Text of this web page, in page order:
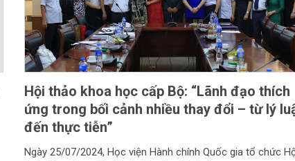
Hội thảo khoa học cấp Bộ: “Lãnh đạo thích
ứng trong bối cảnh nhiều thay đổi – từ lý
đến thực tiễn”
Ngày 25/07/2024, Học viện Hành chính Quốc gia tổ chức